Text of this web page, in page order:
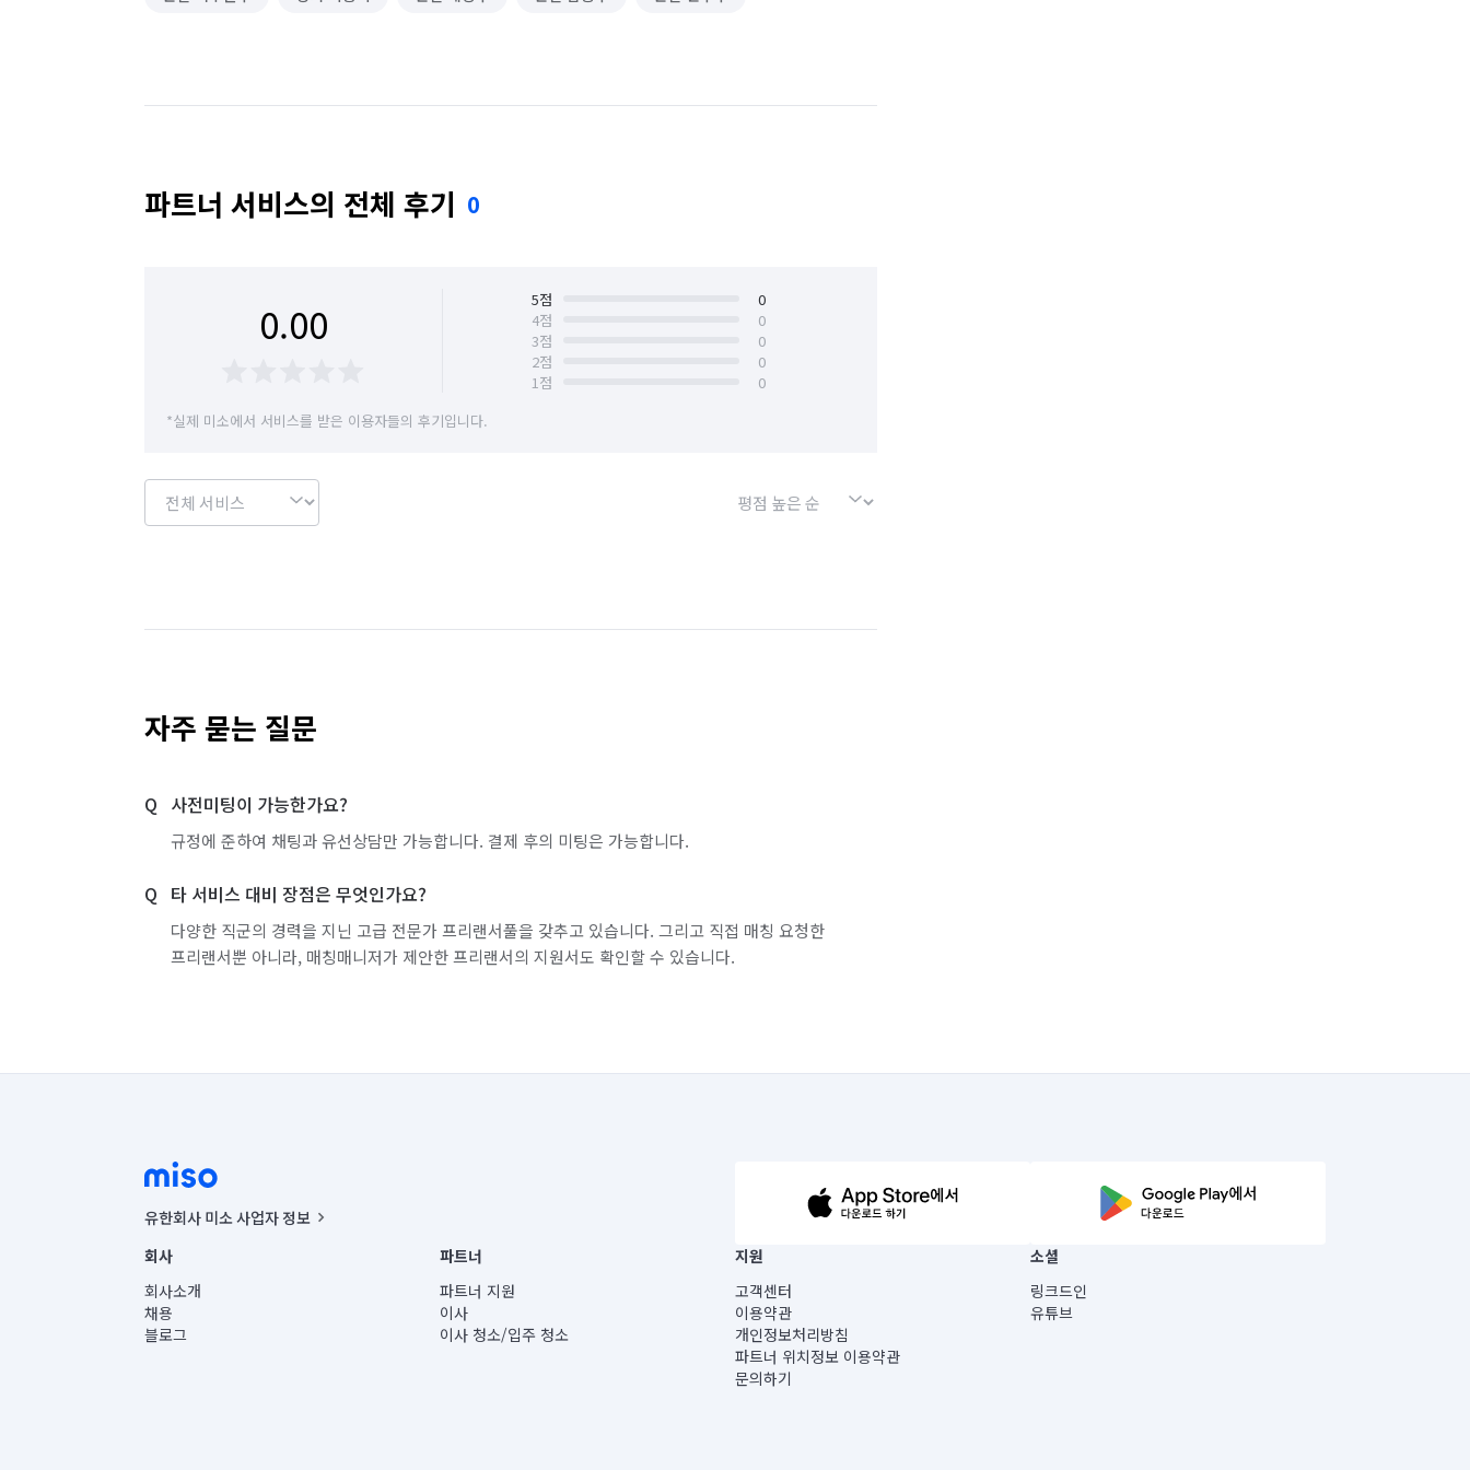
파트너 서비스의 전체 후기 0
0.00 5점
0
4점
0
3점
0
2점
0
1점
0
*실제 미소에서 서비스를 받은 이용자들의 후기입니다.
자주 묻는 질문
사전미팅이 가능한가요?
규정에 준하여 채팅과 유선상담만 가능합니다. 결제 후의 미팅은 가능합니다.
타 서비스 대비 장점은 무엇인가요?
다양한 직군의 경력을 지닌 고급 전문가 프리랜서풀을 갖추고 있습니다. 그리고 직접 매칭 요청한
프리랜서뿐 아니라, 매칭매니저가 제안한 프리랜서의 지원서도 확인할 수 있습니다.
유한회사 미소 사업자 정보
사업자등록번호 : 291-87-00271 | 인허가번호 : 2016-3220163-14-5-00019 |
통신판매신고번호 : 2024-서울종로-1400(공정거래위원회 정보) |
대표이사 : CHING VICTOR COLUMBIA RHEE
주소 | 본사: 서울특별시 종로구 율곡로 6(중학동, 트윈트리빌딩) B동 5층
컨택센터 : 서울특별시 종로구 수송동 율곡로 24, 7층, 8층 미소
회사
회사소개
채용
블로그
파트너
파트너 지원
이사
이사 청소/입주 청소
지원
고객센터
이용약관
개인정보처리방침
파트너 위치정보 이용약관
문의하기
소셜
링크드인
유튜브